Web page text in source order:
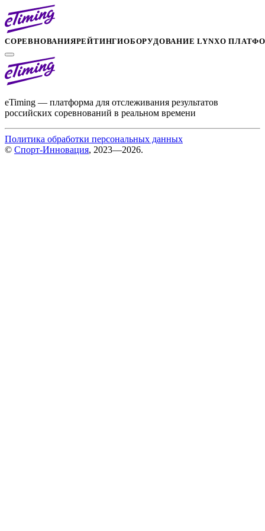
СОРЕВНОВАНИЯРЕЙТИНГИОБОРУДОВАНИЕ LYNXО
eTiming — платформа для отслеживания результатов
российских соревнований в реальном времени
Политика обработки персональных данных
© Спорт-Инновация, 2023—2026.